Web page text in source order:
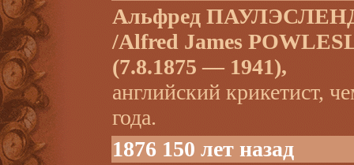
Альфред
/Alfred James
(7.8.1875 — 1941),
английский крикетист,
года.
1876 150 лет назад